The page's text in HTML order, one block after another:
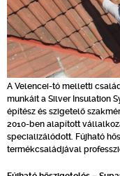
A Velencei-tó melletti
munkáit a Silver Insulation
építész és szigetelő
2010-ben alapított
specializálódott. Fújható
termékcsaládjával